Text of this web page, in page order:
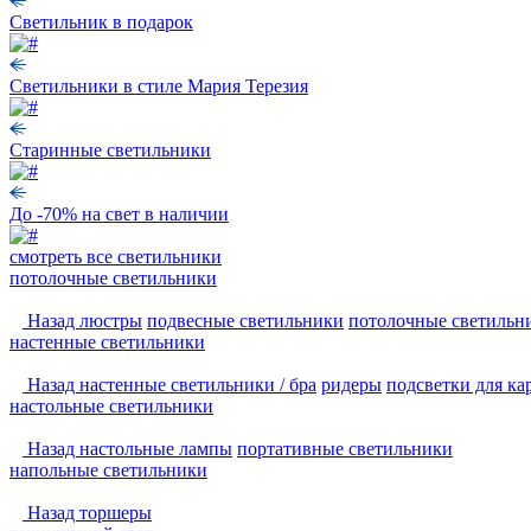
Светильник в подарок
Светильники в стиле Мария Терезия
Старинные светильники
До -70% на свет в наличии
смотреть все светильники
потолочные светильники
Назад люстры подвесные светильники потолочные
настенные светильники
Назад настенные светильники / бра ридеры подсветки для
настольные светильники
Назад настольные лампы портативные светильники
напольные светильники
Назад торшеры